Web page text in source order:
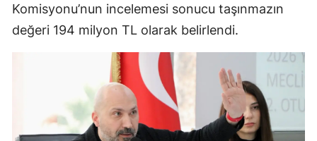
Komisyonu’nun incelemesi sonucu taşınmazın
değeri 194 milyon TL olarak belirlendi.